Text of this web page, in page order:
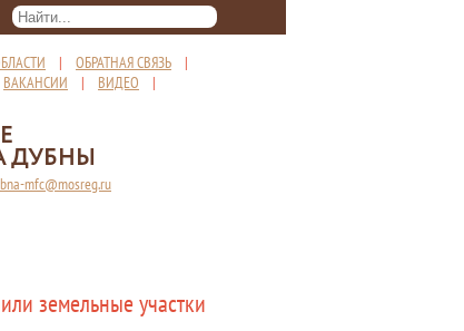
| ОБРАТНАЯ СВЯЗЬ |
ВАКАНСИИ | ВИДЕО |
ДУБНЫ
mfc@mosreg.ru
земельные участки